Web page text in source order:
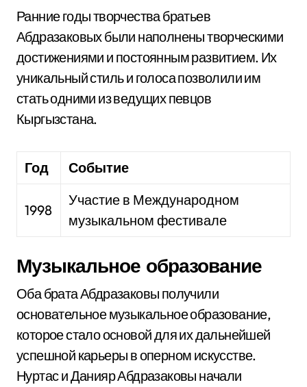
Ранние годы творчества братьев
Абдразаковых были наполнены творческими
достижениями и постоянным развитием. Их
уникальный стиль и голоса позволили им
стать одними из ведущих певцов
Кыргызстана.
Год Событие
1998
Участие в Международном
музыкальном фестивале
Музыкальное образование
Оба брата Абдразаковы получили
основательное музыкальное образование,
которое стало основой для их дальнейшей
успешной карьеры в оперном искусстве.
Нуртас и Данияр Абдразаковы начали